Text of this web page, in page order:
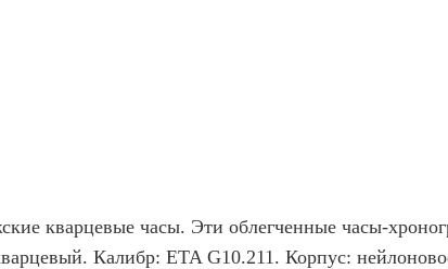
кварцевые часы. Эти облегченные часы-
Калибр: ETA G10.211. Корпус: